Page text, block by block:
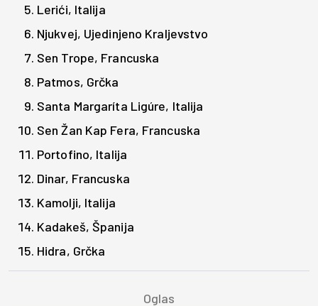
Lerići, Italija
Njukvej, Ujedinjeno Kraljevstvo
Sen Trope, Francuska
Patmos, Grčka
Santa Margaríta Ligúre, Italija
Sen Žan Kap Fera, Francuska
Portofino, Italija
Dinar, Francuska
Kamolji, Italija
Kadakeš, Španija
Hidra, Grčka